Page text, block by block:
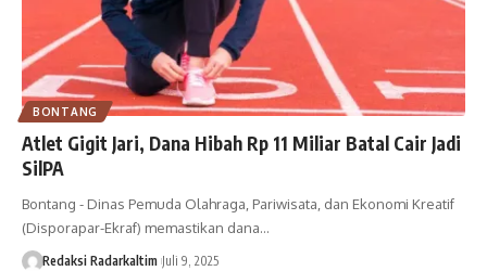
BONTANG
Atlet Gigit Jari, Dana Hibah Rp 11 Miliar Batal Cair Jadi
SilPA
Bontang - Dinas Pemuda Olahraga, Pariwisata, dan Ekonomi Kreatif
(Disporapar-Ekraf) memastikan dana…
Redaksi Radarkaltim Juli 9, 2025